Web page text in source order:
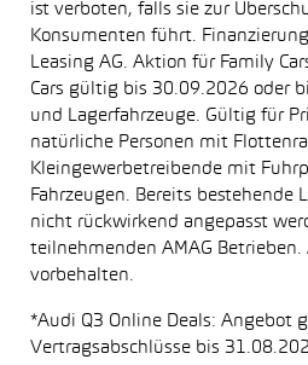
ist verboten, falls sie zur
Konsumenten führt.
Leasing AG. Aktion für Family
Cars gültig bis 30.09.2026 oder
und Lagerfahrzeuge. Gültig für
natürliche Personen mit
Kleingewerbetreibende mit
Fahrzeugen. Bereits bestehende
nicht rückwirkend angepasst
teilnehmenden AMAG Betrieben.
vorbehalten.
*Audi Q3 Online Deals: Angebot
Vertragsabschlüsse bis